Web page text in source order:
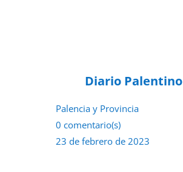
Diario Palentino
Palencia y Provincia
0 comentario(s)
23 de febrero de 2023